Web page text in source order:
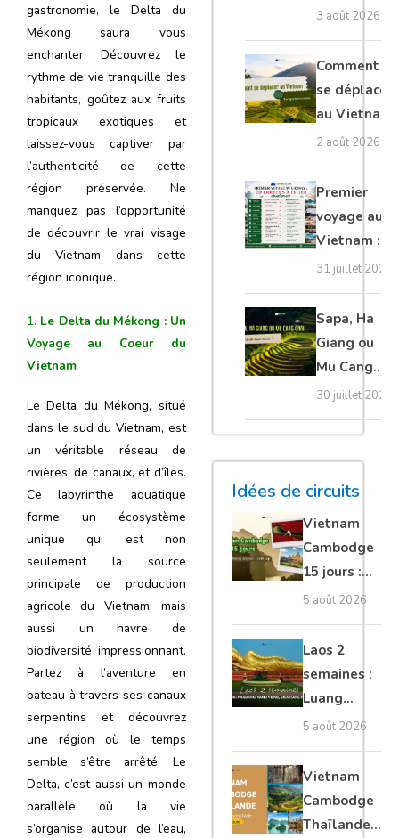
gastronomie, le Delta du
Mékong saura vous
enchanter. Découvrez le
rythme de vie tranquille des
habitants, goûtez aux fruits
tropicaux exotiques et
laissez-vous captiver par
l’authenticité de cette
région préservée. Ne
manquez pas l’opportunité
de découvrir le vrai visage
du Vietnam dans cette
région iconique.
1. Le Delta du Mékong : Un
Voyage au Coeur du
Vietnam
Le Delta du Mékong, situé
dans le sud du Vietnam, est
un véritable réseau de
rivières, de canaux, et d’îles.
Ce labyrinthe aquatique
forme un écosystème
unique qui est non
seulement la source
principale de production
agricole du Vietnam, mais
aussi un havre de
biodiversité impressionnant.
Partez à l’aventure en
bateau à travers ses canaux
serpentins et découvrez
une région où le temps
semble s’être arrêté. Le
Delta, c’est aussi un monde
parallèle où la vie
s’organise autour de l’eau,
les plus
belles à
découvrir
3 août 2026
Comment
se déplacer
au Vietnam
: transports
et conseils
2 août 2026
Premier
voyage au
Vietnam :
20 erreurs à
éviter
absolument
31 juillet 2026
Sapa, Ha
Giang ou
Mu Cang
Chai :
quelle
étape
choisir ?
30 juillet 2026
Idées de circuits
Vietnam
Cambodge
15 jours :
Hanoi,
Mékong,
Angkor,
Tonlé Sap
5 août 2026
Laos 2
semaines :
Luang
Prabang,
Vang Vieng,
Vientiane
privé
5 août 2026
Vietnam
Cambodge
Thaïlande